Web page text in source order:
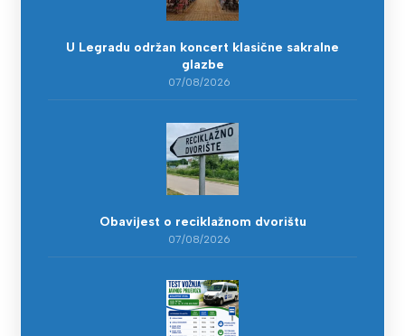
U Legradu održan koncert klasične sakralne
glazbe
07/08/2026
Obavijest o reciklažnom dvorištu
07/08/2026